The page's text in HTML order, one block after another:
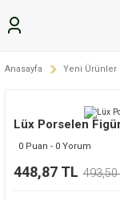
Anasayfa Yeni Ürünler
Lüx Porselen
0 Puan - 0 Yorum
448,87 TL 493,50